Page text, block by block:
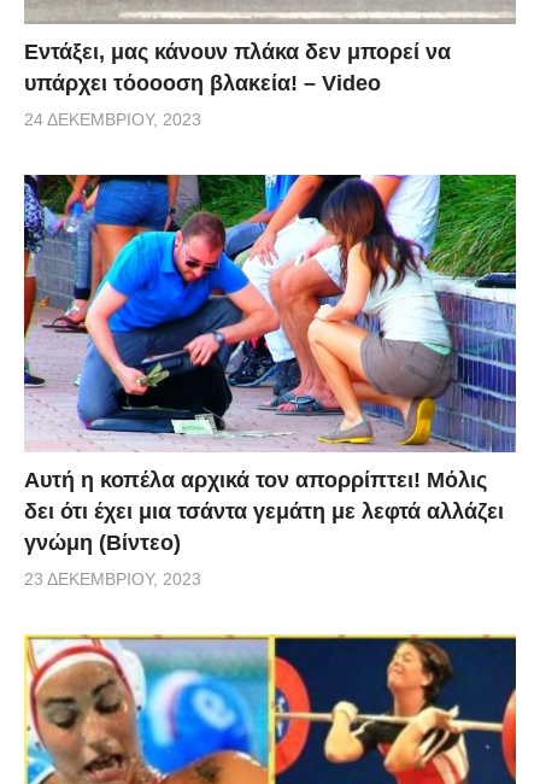
Εντάξει, μας κάνουν πλάκα δεν μπορεί να
υπάρχει τόοοοση βλακεία! – Video
24 ΔΕΚΕΜΒΡΊΟΥ, 2023
Αυτή η κοπέλα αρχικά τον απορρίπτει! Μόλις
δει ότι έχει μια τσάντα γεμάτη με λεφτά αλλάζει
γνώμη (Βίντεο)
23 ΔΕΚΕΜΒΡΊΟΥ, 2023